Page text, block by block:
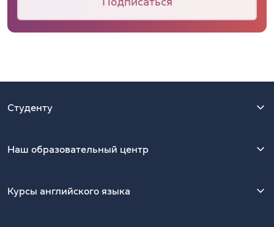
Студенту
Наш образовательный центр
Курсы английского языка